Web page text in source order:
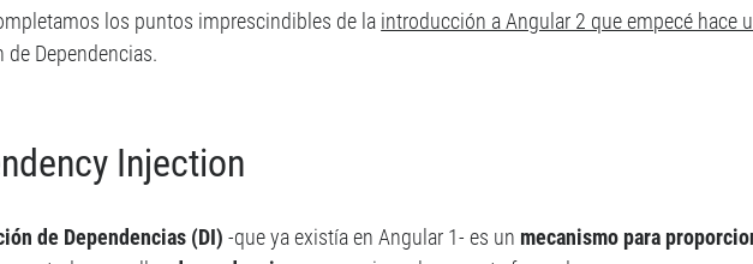
los puntos imprescindibles de la introducción a Angular 2 que empecé hace
de Dependencias.
Injection
de Dependencias (DI) -que ya existía en Angular 1- es un mecanismo para